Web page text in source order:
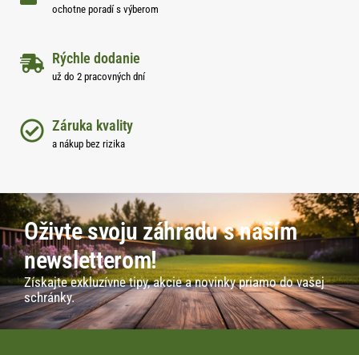
ochotne poradí s výberom
Rýchle dodanie
už do 2 pracovných dní
Záruka kvality
a nákup bez rizika
Oživte svoju záhradu s naším
newsletterom!
Získajte exkluzívne tipy, akcie a novinky priamo do vašej
schránky.